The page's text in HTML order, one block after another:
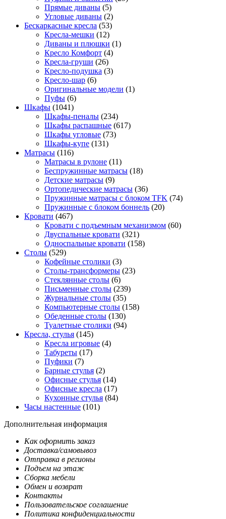
Прямые диваны (5)
Угловые диваны (2)
Бескаркасные кресла (53)
Кресла-мешки (12)
Диваны и плюшки (1)
Кресло Комфорт (4)
Кресла-груши (26)
Кресло-подушка (3)
Кресло-шар (6)
Оригинальные модели (1)
Пуфы (6)
Шкафы (1041)
Шкафы-пеналы (234)
Шкафы распашные (617)
Шкафы угловые (73)
Шкафы-купе (131)
Матрасы (116)
Матрасы в рулоне (11)
Беспружинные матрасы (18)
Детские матрасы (9)
Ортопедические матрасы (36)
Пружинные матрасы с блоком TFK (74)
Пружинные с блоком боннель (20)
Кровати (467)
Кровати с подъемным механизмом (60)
Двуспальные кровати (321)
Односпальные кровати (158)
Столы (529)
Кофейные столики (3)
Столы-трансформеры (23)
Стеклянные столы (6)
Письменные столы (239)
Журнальные столы (35)
Компьютерные столы (158)
Обеденные столы (130)
Туалетные столики (94)
Кресла, стулья (145)
Кресла игровые (4)
Табуреты (17)
Пуфики (7)
Барные стулья (2)
Офисные стулья (14)
Офисные кресла (17)
Кухонные стулья (84)
Часы настенные (101)
Дополнительная информация
Как оформить заказ
Доставка/самовывоз
Отправка в регионы
Подъем на этаж
Сборка мебели
Обмен и возврат
Контакты
Пользовательское соглашение
Политика конфиденциальности